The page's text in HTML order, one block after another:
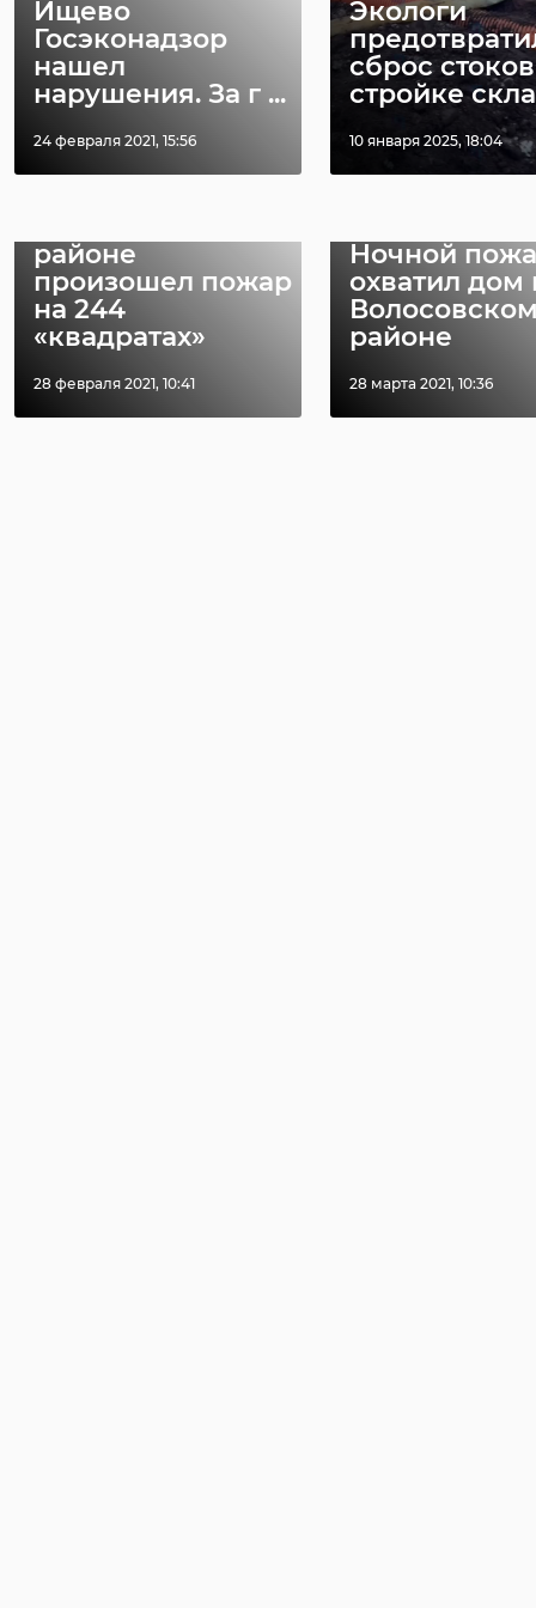
Ищево
Госэконадзор
нашел
нарушения. За г ...
24 февраля 2021, 15:56
Экологи
сброс
стройке
10 января 2025, 18:04
РЕКОМЕНДУЕМ
районе
произошел пожар
на 244
«квадратах»
28 февраля 2021, 10:41
Ночной
охватил дом
районе
28 марта 2021, 10:36